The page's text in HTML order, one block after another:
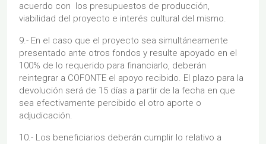
acuerdo con los presupuestos de producción,
viabilidad del proyecto e interés cultural del mismo.
9.- En el caso que el proyecto sea simultáneamente
presentado ante otros fondos y resulte apoyado en el
100% de lo requerido para financiarlo, deberán
reintegrar a COFONTE el apoyo recibido. El plazo para la
devolución será de 15 días a partir de la fecha en que
sea efectivamente percibido el otro aporte o
adjudicación.
10.- Los beneficiarios deberán cumplir lo relativo a